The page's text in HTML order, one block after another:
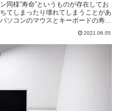
同様”寿命”というものが存在してお
てしまったり壊れてしまうことがあ
ソコンのマウスとキーボードの寿命
廃棄方法についても解説を行いま
2021.06.05